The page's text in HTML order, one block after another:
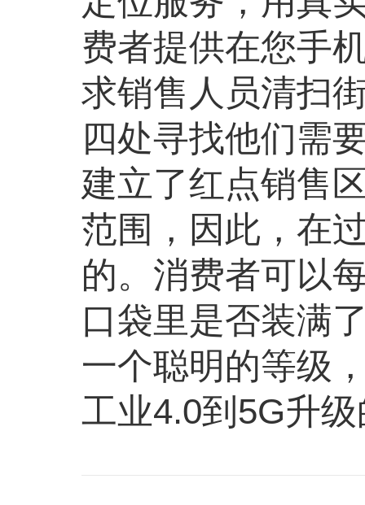
费者提供在您手
求销售人员清扫
四处寻找他们需
建立了红点销售
范围，因此，在
的。消费者可以
口袋里是否装满
一个聪明的等级
工业4.0到5G升